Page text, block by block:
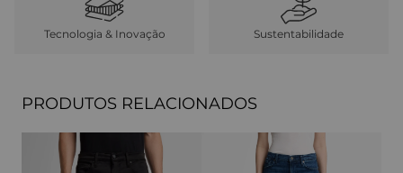
Tecnologia & Inovação Sustentabilidade
PRODUTOS RELACIONADOS